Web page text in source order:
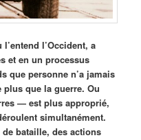
l’Occident, a
et en un processus
que personne n’a jamais
plus que la guerre. Ou
— est plus approprié,
simultanément.
bataille, des actions